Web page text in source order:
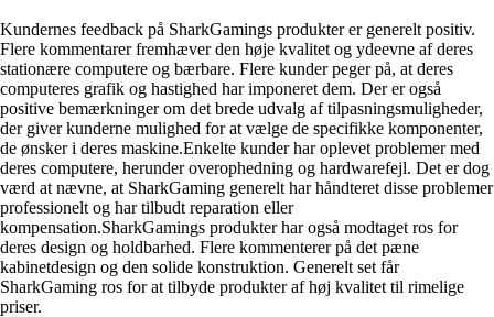
Kundernes feedback på SharkGamings produkter er generelt positiv.
Flere kommentarer fremhæver den høje kvalitet og ydeevne af deres
stationære computere og bærbare. Flere kunder peger på, at deres
computeres grafik og hastighed har imponeret dem. Der er også
positive bemærkninger om det brede udvalg af tilpasningsmuligheder,
der giver kunderne mulighed for at vælge de specifikke komponenter,
de ønsker i deres maskine.Enkelte kunder har oplevet problemer med
deres computere, herunder overophedning og hardwarefejl. Det er dog
værd at nævne, at SharkGaming generelt har håndteret disse problemer
professionelt og har tilbudt reparation eller
kompensation.SharkGamings produkter har også modtaget ros for
deres design og holdbarhed. Flere kommenterer på det pæne
kabinetdesign og den solide konstruktion. Generelt set får
SharkGaming ros for at tilbyde produkter af høj kvalitet til rimelige
priser.